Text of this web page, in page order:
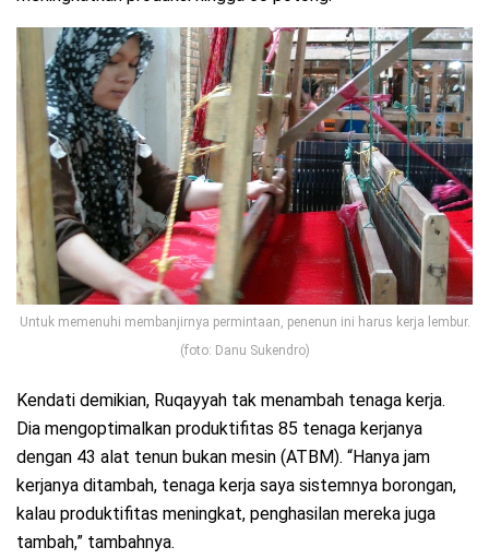
Untuk memenuhi membanjirnya permintaan, penenun ini harus kerja lembur.
(foto: Danu Sukendro)
Kendati demikian, Ruqayyah tak menambah tenaga kerja.
Dia mengoptimalkan produktifitas 85 tenaga kerjanya
dengan 43 alat tenun bukan mesin (ATBM). “Hanya jam
kerjanya ditambah, tenaga kerja saya sistemnya borongan,
kalau produktifitas meningkat, penghasilan mereka juga
tambah,” tambahnya.